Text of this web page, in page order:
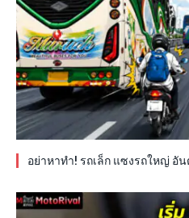
อย่าหาทำ! รถเล็ก แซงรถใหญ่ อั